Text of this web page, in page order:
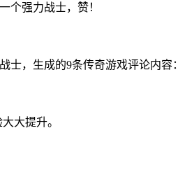
个强力战士，赞！
士，生成的9条传奇游戏评论内容：
大提升。